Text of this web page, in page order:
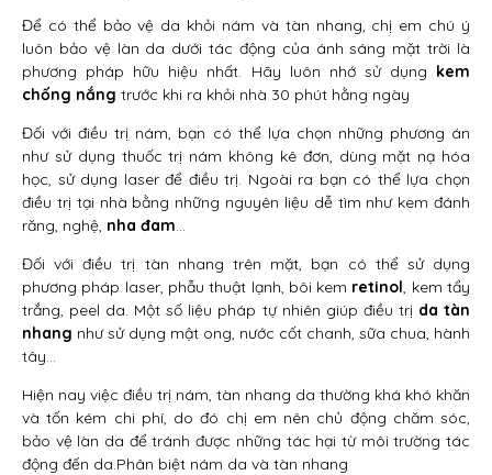
Để có thể bảo vệ da khỏi nám và tàn nhang, chị em chú ý
luôn bảo vệ làn da dưới tác động của ánh sáng mặt trời là
phương pháp hữu hiệu nhất. Hãy luôn nhớ sử dụng kem
chống nắng trước khi ra khỏi nhà 30 phút hằng ngày
Đối với điều trị nám, bạn có thể lựa chọn những phương án
như sử dụng thuốc trị nám không kê đơn, dùng mặt nạ hóa
học, sử dụng laser để điều trị. Ngoài ra bạn có thể lựa chọn
điều trị tại nhà bằng những nguyên liệu dễ tìm như kem đánh
răng, nghệ, nha đam…
Đối với điều trị tàn nhang trên mặt, bạn có thể sử dụng
phương pháp laser, phẫu thuật lạnh, bôi kem retinol, kem tẩy
trắng, peel da. Một số liệu pháp tự nhiên giúp điều trị da tàn
nhang như sử dụng mật ong, nước cốt chanh, sữa chua, hành
tây…
Hiện nay việc điều trị nám, tàn nhang da thường khá khó khăn
và tốn kém chi phí, do đó chị em nên chủ động chăm sóc,
bảo vệ làn da để tránh được những tác hại từ môi trường tác
động đến da.Phân biệt nám da và tàn nhang